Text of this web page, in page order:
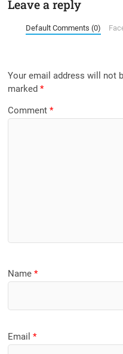
Leave a reply
Default Comments (0)
Your email address will not
marked*
Comment*
Name*
Email*